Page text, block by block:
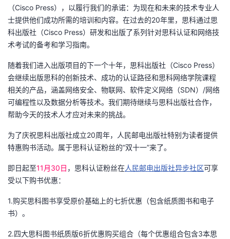
博
客
的
论
我
的
子
我
直
播
的
活
动
我
的
关
堂
我
的
课
程
我
的
认
证
我
的
实
我
的
藏
我
的
术
支
持
我
云
声
建
（Cisco Press），以履行我们的承诺：为现在和未来的技术专业人
士提供他们成功所需的培训和内容。在过去的20年里，思科通过思
科出版社（Cisco Press）研发和出版了系列针对思科认证和网络技
术考试的备考和学习指南。
随着我们进入出版项目的下一个十年，思科出版社（Cisco Press）
会继续出版思科的创新技术、成功的认证路径和思科网络学院课程
相关的产品，涵盖网络安全、物联网、软件定义网络（SDN）/网络
可编程性以及数据分析等技术。我们期待继续与思科出版社合作，
帮助今天的技术人才应对未来的挑战。
为了庆祝思科出版社成立20周年，人民邮电出版社特别为读者提供
特惠购书活动。属于思科认证粉丝的“双十一”来了。
即日起至11月30日 ，思科认证粉丝在人民邮电出版社异步社区可享
受以下购书优惠：
1.购买思科图书享受原价基础上的七折优惠（包含纸质图书和电子
书）。
2.四大思科图书纸质版6折优惠购买组合（每个优惠组合包含3本思